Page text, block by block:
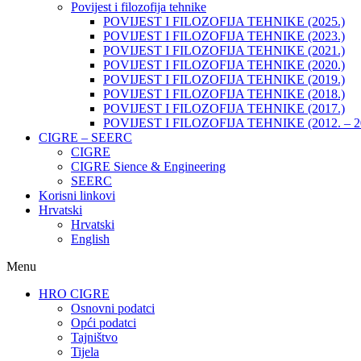
Povijest i filozofija tehnike
POVIJEST I FILOZOFIJA TEHNIKE (2025.)
POVIJEST I FILOZOFIJA TEHNIKE (2023.)
POVIJEST I FILOZOFIJA TEHNIKE (2021.)
POVIJEST I FILOZOFIJA TEHNIKE (2020.)
POVIJEST I FILOZOFIJA TEHNIKE (2019.)
POVIJEST I FILOZOFIJA TEHNIKE (2018.)
POVIJEST I FILOZOFIJA TEHNIKE (2017.)
POVIJEST I FILOZOFIJA TEHNIKE (2012. –
CIGRE – SEERC
CIGRE
CIGRE Sience & Engineering
SEERC
Korisni linkovi
Hrvatski
Hrvatski
English
Menu
HRO CIGRE
Osnovni podatci​
Opći podatci
Tajništvo
Tijela